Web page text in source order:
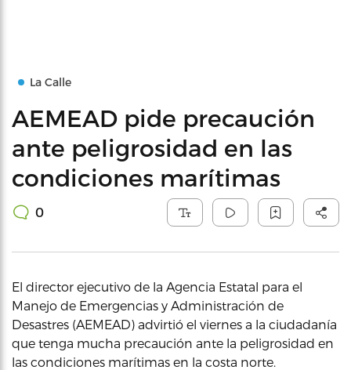
La Calle
AEMEAD pide precaución
ante peligrosidad en las
condiciones marítimas
0
El director ejecutivo de la Agencia Estatal para el
Manejo de Emergencias y Administración de
Desastres (AEMEAD) advirtió el viernes a la ciudadanía
que tenga mucha precaución ante la peligrosidad en
las condiciones marítimas en la costa norte.